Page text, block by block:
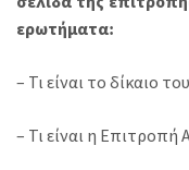
ερωτήματα:
– Τι είναι το δίκαιο
– Τι είναι η Επιτροπή